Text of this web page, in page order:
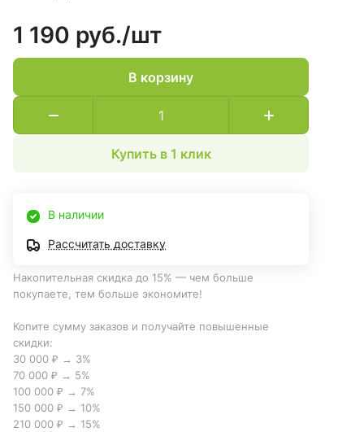
1 190 руб./шт
В корзину
Купить в 1 клик
В наличии
Рассчитать доставку
Накопительная скидка до 15% — чем больше
покупаете, тем больше экономите!
Копите сумму заказов и получайте повышенные
скидки:
30 000 ₽ → 3%
70 000 ₽ → 5%
100 000 ₽ → 7%
150 000 ₽ → 10%
210 000 ₽ → 15%